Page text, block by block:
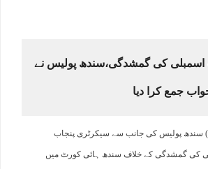
اسمبلی کی گمشدگی،سندھ پولیس نے
جمع کرا دیا
) سندھ پولیس کی جانب سے سیکرٹری پنجاب
کی گمشدگی کے خلاف سندھ ہائی کورٹ میں